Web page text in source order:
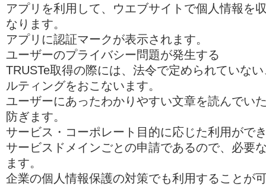
アプリを利用して、ウエブサイトで個人情報を
なります。
アプリに認証マークが表示されます。
ユーザーのプライバシー問題が発生する
TRUSTe取得の際には、法令で定められていな
ルティングをおこないます。
ユーザーにあったわかりやすい文章を読んでい
防ぎます。
サービス・コーポレート目的に応じた利用がで
サービスドメインごとの申請であるので、必要
ます。
企業の個人情報保護の対策でも利用することが